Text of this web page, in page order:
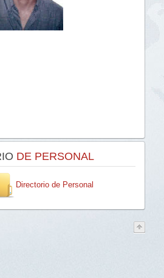
DE PERSONAL
Directorio de Personal